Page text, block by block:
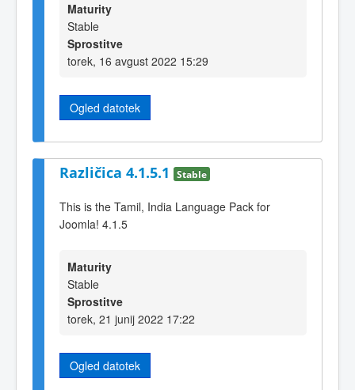
Maturity
Stable
Sprostitve
torek, 16 avgust 2022 15:29
Ogled datotek
Različica 4.1.5.1 Stable
This is the Tamil, India Language Pack for
Joomla! 4.1.5
Maturity
Stable
Sprostitve
torek, 21 junij 2022 17:22
Ogled datotek